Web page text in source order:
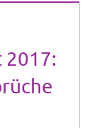
2017: